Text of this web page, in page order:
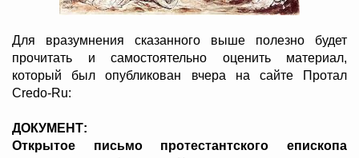
Для вразумнения сказанного выше полезно будет
прочитать и самостоятельно оценить материал,
который был опубликован вчера на сайте Протал
Credo-Ru:
ДОКУМЕНТ:
Открытое письмо протестантского епископа